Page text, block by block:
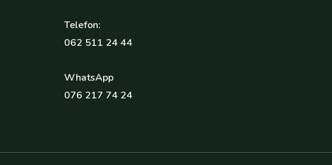
Telefon:
062 511 24 44
WhatsApp
076 217 74 24